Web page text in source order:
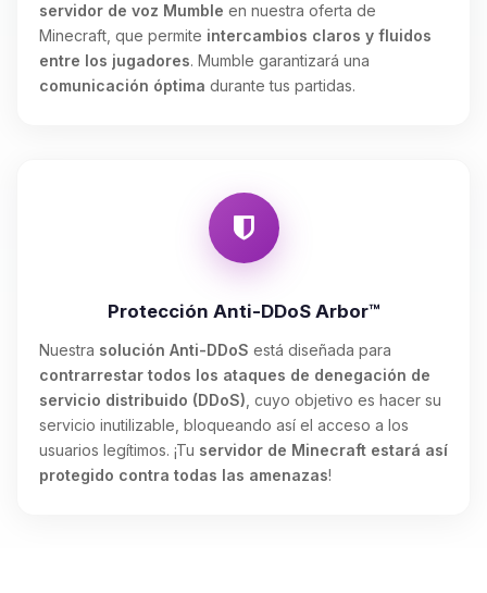
servidor de voz Mumble en nuestra oferta de
Minecraft, que permite intercambios claros y fluidos
entre los jugadores. Mumble garantizará una
comunicación óptima durante tus partidas.
Protección Anti-DDoS Arbor™
Nuestra solución Anti-DDoS está diseñada para
contrarrestar todos los ataques de denegación de
servicio distribuido (DDoS) , cuyo objetivo es hacer su
servicio inutilizable, bloqueando así el acceso a los
usuarios legítimos. ¡Tu servidor de Minecraft estará así
protegido contra todas las amenazas!